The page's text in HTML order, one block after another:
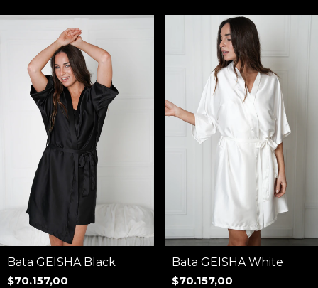
Bata GEISHA Black
$70.157,00
Bata GEISHA White
$70.157,00